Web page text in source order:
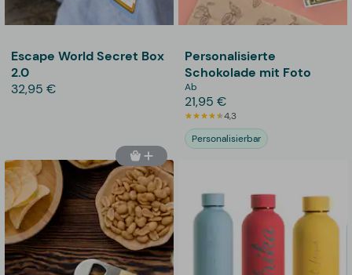
Escape World Secret Box
2.0
32,95 €
Personalisierte
Schokolade mit Foto
Ab
21,95 €
4,3
Personalisierbar